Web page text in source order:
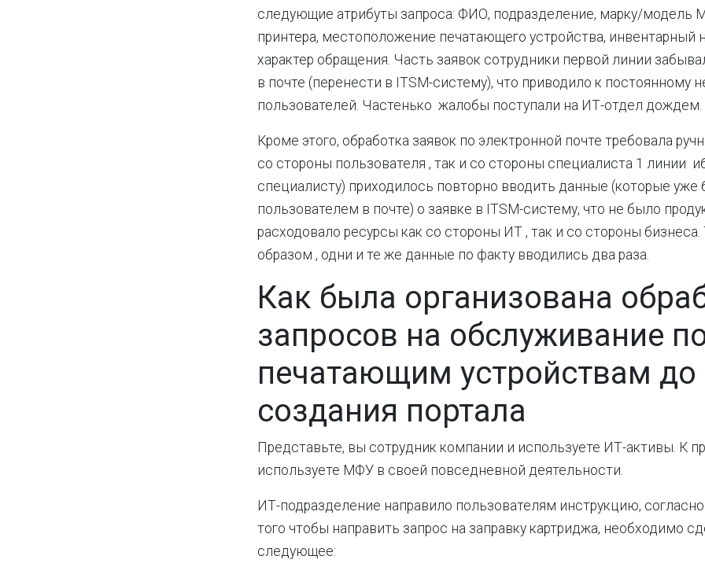
следующие атрибуты запроса: ФИО, подразделение, марку/модель
принтера, местоположение печатающего устройства, инвентарный
характер обращения. Часть заявок сотрудники первой линии
в почте (перенести в ITSM-систему), что приводило к постоянному
пользователей. Частенько жалобы поступали на ИТ-отдел дождем.
Кроме этого, обработка заявок по электронной почте требовала
со стороны пользователя , так и со стороны специалиста 1 линии
специалисту) приходилось повторно вводить данные (которые
пользователем в почте) о заявке в ITSM-систему, что не было
расходовало ресурсы как со стороны ИТ , так и со стороны бизнеса.
образом , одни и те же данные по факту вводились два раза.
Как была организована
запросов на обслуживание
печатающим устройствам до
создания портала
Представьте, вы сотрудник компании и используете ИТ-активы. К
используете МФУ в своей повседневной деятельности.
ИТ-подразделение направило пользователям инструкцию,
того чтобы направить запрос на заправку картриджа, необходимо
следующее: